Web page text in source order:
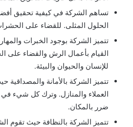
تساهم الشركة في كيفية تحقيق أفضل
الحلول المثلى. للقضاء على
تتميز الشركة بوجود الخبرات
القيام بأعمال الرش والقضاء على
للإنسان والحيوان والبيئة.
تتميز الشركة بالأمانة
العملاء والمنازل. وترك كل شيء في
ضرر بالمكان.
تتميز الشركة بالنظافة حيث تقوم